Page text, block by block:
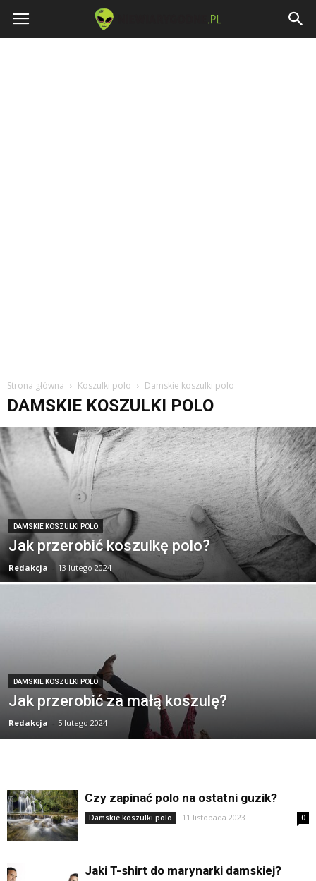
Niewiarygodne.pl
Strona główna Koszulki polo Damskie koszulki polo
DAMSKIE KOSZULKI POLO
DAMSKIE KOSZULKI POLO
Jak przerobić koszulkę polo?
Redakcja - 13 lutego 2024
DAMSKIE KOSZULKI POLO
Jak przerobić za małą koszulę?
Redakcja - 5 lutego 2024
Czy zapinać polo na ostatni guzik?
Damskie koszulki polo 11 listopada 2023 0
Jaki T-shirt do marynarki damskiej?